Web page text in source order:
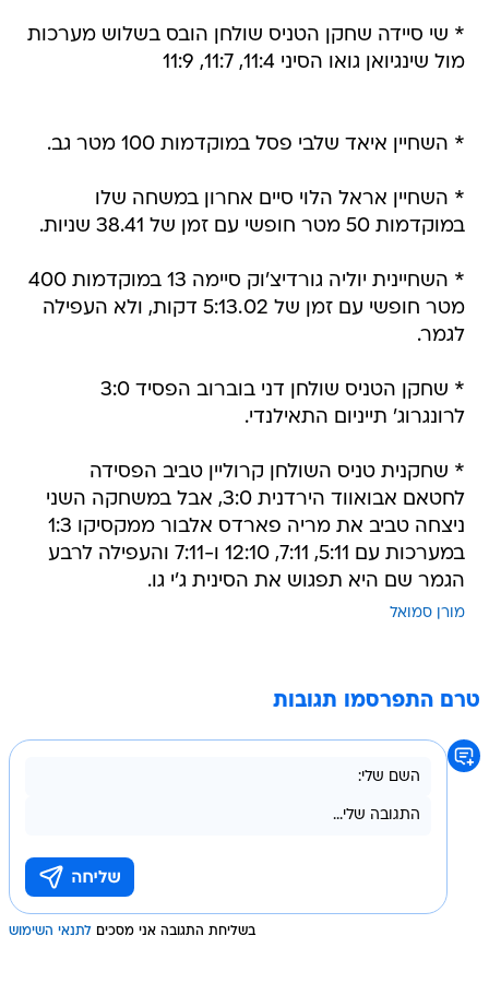
* שי סיידה שחקן הטניס שולחן הובס בשלוש מערכות
מול שינגיואן גואו הסיני 11:4, 11:7, 11:9
* השחיין איאד שלבי פסל במוקדמות 100 מטר גב.
* השחיין אראל הלוי סיים אחרון במשחה שלו
במוקדמות 50 מטר חופשי עם זמן של 38.41 שניות.
* השחיינית יוליה גורדיצ'וק סיימה 13 במוקדמות 400
מטר חופשי עם זמן של 5:13.02 דקות, ולא העפילה
לגמר.
* שחקן הטניס שולחן דני בוברוב הפסיד 3:0
לרונגרוג' תייניום התאילנדי.
* שחקנית טניס השולחן קרוליין טביב הפסידה
לחטאם אבואווד הירדנית 3:0, אבל במשחקה השני
ניצחה טביב את מריה פארדס אלבור ממקסיקו 1:3
במערכות עם 5:11, 7:11, 12:10 ו-7:11 והעפילה לרבע
הגמר שם היא תפגוש את הסינית ג'י גו.
מורן סמואל
טרם התפרסמו תגובות
בשליחת התגובה אני מסכים לתנאי השימוש